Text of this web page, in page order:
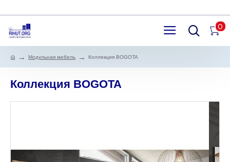
0
Модульная мебель Коллекция BOGOTA
Коллекция BOGOTA